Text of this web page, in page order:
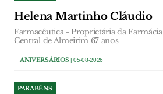
Helena Martinho Cláudio
Farmacêutica - Proprietária da Farmácia
Central de Almeirim 67 anos
ANIVERSÁRIOS| 05-08-2026
PARABÉNS